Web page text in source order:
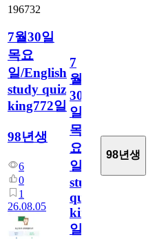
196732
7월30일
목요
일/English
study quiz
king772일
98년생
6
0
1
26.08.05
7
월
30
일
목
요
일/English
study
quiz
king772
일
98년생